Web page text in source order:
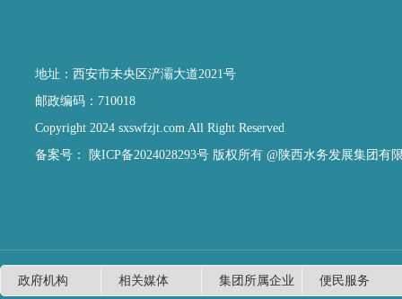
地址：西安市未央区浐灞大道2021号
邮政编码：710018
Copyright 2024 sxswfzjt.com All Right Reserved
备案号：
陕ICP备2024028293号 版权所有 @陕西水务发展集团有